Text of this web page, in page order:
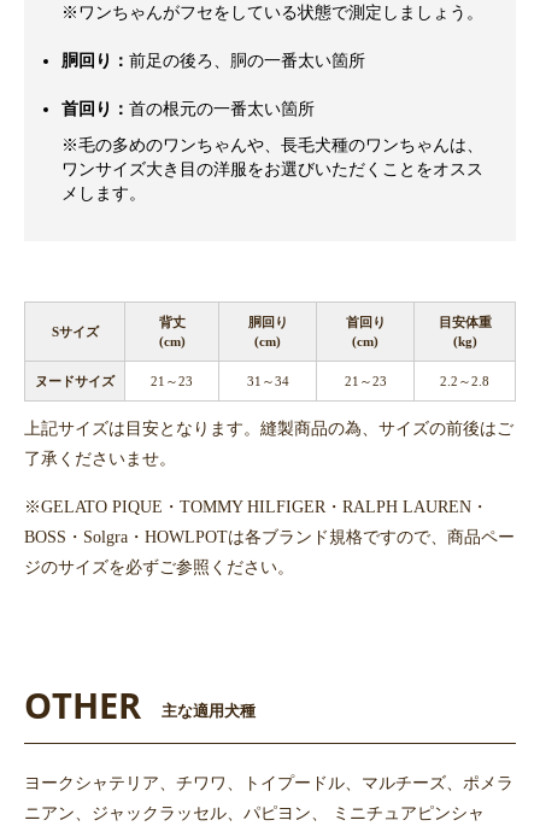
※ワンちゃんがフセをしている状態で測定しましょう。
胴回り： 前足の後ろ、胴の一番太い箇所
首回り： 首の根元の一番太い箇所
※毛の多めのワンちゃんや、長毛犬種のワンちゃんは、
ワンサイズ大き目の洋服をお選びいただくことをオスス
メします。
Sサイズ
背丈
(cm)
胴回り
(cm)
首回り
(cm)
目安体重
(kg)
ヌードサイズ 21～23 31～34 21～23 2.2～2.8
上記サイズは目安となります。縫製商品の為、サイズの前後はご
了承くださいませ。
※GELATO PIQUE・TOMMY HILFIGER・RALPH LAUREN・
BOSS・Solgra・HOWLPOTは各ブランド規格ですので、商品ペー
ジのサイズを必ずご参照ください。
OTHER 主な適用犬種
ヨークシャテリア、チワワ、トイプードル、マルチーズ、ポメラ
ニアン、ジャックラッセル、パピヨン、 ミニチュアピンシャ